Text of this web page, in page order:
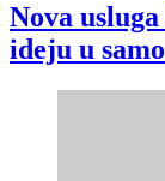
Nova
ideju u